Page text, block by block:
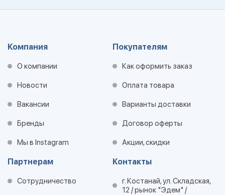
Компания
О компании
Новости
Вакансии
Бренды
Мы в Instagram
Покупателям
Как оформить заказ
Оплата товара
Варианты доставки
Договор оферты
Акции, скидки
Партнерам
Сотрудничество
Контакты
г. Костанай, ул. Складская,
12 / рынок "Эдем" /